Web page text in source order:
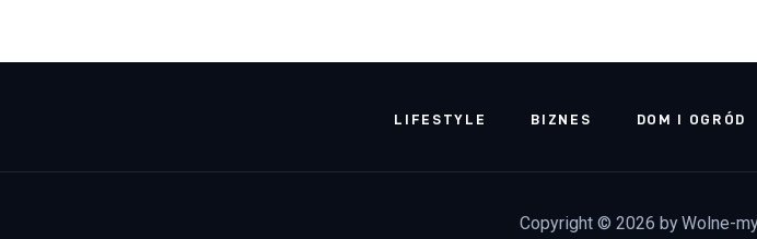
LIFESTYLE BIZNES DOM I OGRÓD
Copyright © 2026 by Wolne-